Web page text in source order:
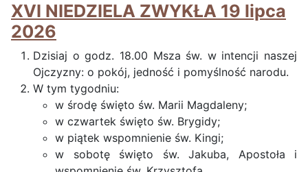
XVI NIEDZIELA ZWYKŁA 19 lipca
2026
Dzisiaj o godz. 18.00 Msza św. w intencji naszej
Ojczyzny: o pokój, jedność i pomyślność narodu.
W tym tygodniu:
w środę święto św. Marii Magdaleny;
w czwartek święto św. Brygidy;
w piątek wspomnienie św. Kingi;
w sobotę święto św. Jakuba, Apostoła i